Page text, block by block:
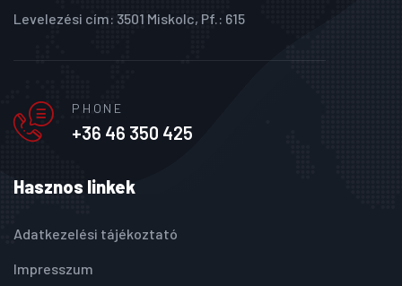
Levelezési cím: 3501 Miskolc, Pf.: 615
PHONE
+36 46 350 425
Hasznos linkek
Adatkezelési tájékoztató
Impresszum